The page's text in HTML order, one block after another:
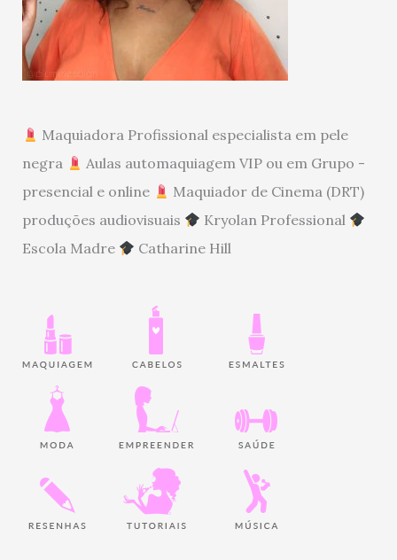
Maquiadora Profissional especialista em pele
negra
Aulas automaquiagem VIP ou em Grupo -
presencial e online
Maquiador de Cinema (DRT)
produções audiovisuais
Kryolan Professional
Escola Madre
Catharine Hill